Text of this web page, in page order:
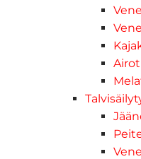
Airot